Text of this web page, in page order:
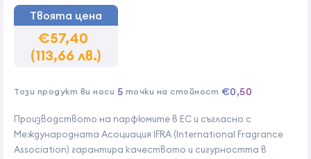
Производството на парфюмите в ЕС и съгласно с
Международната Асоциация IFRA (International Fragrance
Association) гарантира качеството и сигурността в
Твоята цена
€57,40
(113,66 лв.)
Този продукт ви носи 5 точки на стойност €0,50